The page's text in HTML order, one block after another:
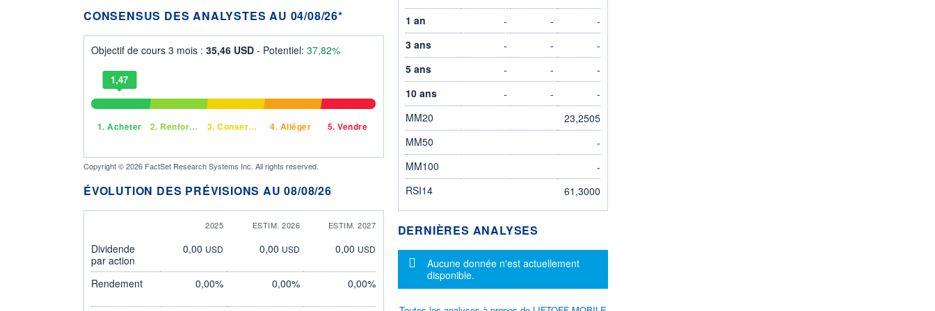
CONSENSUS DES ANALYSTES AU 04/08/26*
Objectif de cours 3 mois : 35,46 USD - Potentiel: 37,82%
1,47
1. Acheter 2. Renforcer 3. Conserver 4. Alléger 5. Vendre
Copyright © 2026 FactSet Research Systems Inc. All rights reserved.
ÉVOLUTION DES PRÉVISIONS AU 08/08/26
2025 ESTIM. 2026 ESTIM. 2027
Dividende
par action
0,00 USD 0,00 USD 0,00 USD
Rendement 0,00% 0,00% 0,00%
1 an
- -
-
3 ans
- -
-
5 ans
- -
-
10 ans
- -
-
MM20
23,2505
MM50
-
MM100
-
RSI14
61,3000
DERNIÈRES ANALYSES
Message d'information
Aucune donnée n'est actuellement
disponible.